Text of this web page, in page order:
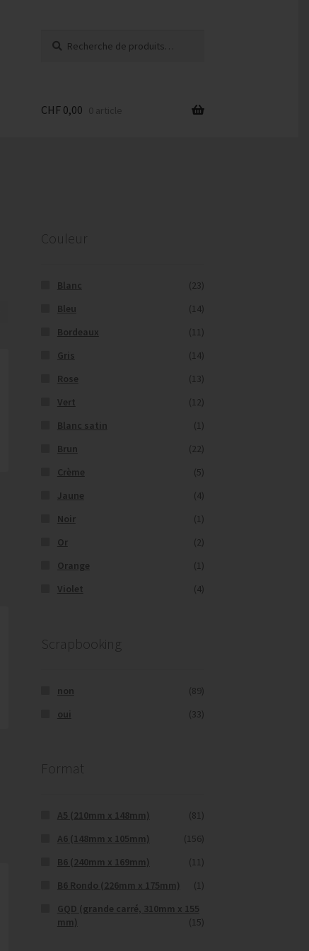
pour :
CHF 0,00
Couleur
Blanc
(23)
Bleu
(14)
Bordeaux
(11)
Gris
(14)
Rose
(13)
Vert
(12)
Blanc satin
(1)
Brun
(22)
Crème
(5)
Jaune
(4)
Noir
(1)
Or
(2)
Orange
(1)
Violet
(4)
Scrapbooking
non
(89)
oui
(33)
Format
A5 (210mm x 148mm)
(81)
A6 (148mm x 105mm)
(156)
B6 (240mm x 169mm)
(11)
B6 Rondo (226mm x 175mm)
(1)
GQD (grande carré, 310mm x 155
mm)
(15)